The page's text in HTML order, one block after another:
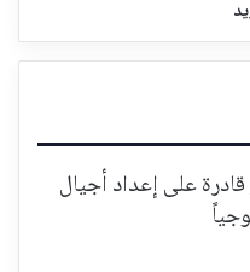
على إعداد أجيال